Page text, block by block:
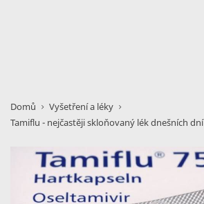
Domů
Vyšetření a léky
Tamiflu - nejčastěji skloňovaný lék dnešních dní